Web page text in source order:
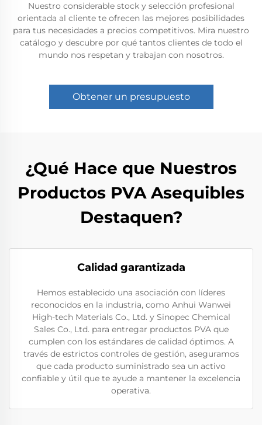
Nuestro considerable stock y selección profesional
orientada al cliente te ofrecen las mejores posibilidades
para tus necesidades a precios competitivos. Mira nuestro
catálogo y descubre por qué tantos clientes de todo el
mundo nos respetan y trabajan con nosotros.
Obtener un presupuesto
¿Qué Hace que Nuestros
Productos PVA Asequibles
Destaquen?
Calidad garantizada
Hemos establecido una asociación con líderes
reconocidos en la industria, como Anhui Wanwei
High-tech Materials Co., Ltd. y Sinopec Chemical
Sales Co., Ltd. para entregar productos PVA que
cumplen con los estándares de calidad óptimos. A
través de estrictos controles de gestión, aseguramos
que cada producto suministrado sea un activo
confiable y útil que te ayude a mantener la excelencia
operativa.